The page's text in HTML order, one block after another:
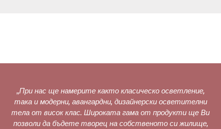
„При нас ще намерите както класическо осветление,
така и модерни, авангардни, дизайнерски осветителни
тела от висок клас. Широката гама от продукти ще Ви
позволи да бъдете творец на собственото си жилище,